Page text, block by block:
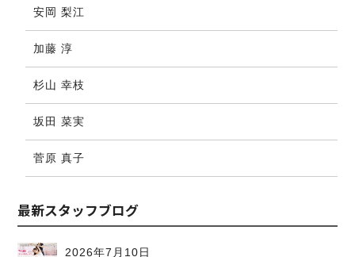
安岡 梨江
加藤 淳
杉山 幸枝
坂田 菜実
菅原 真子
最新スタッフブログ
2026年7月10日